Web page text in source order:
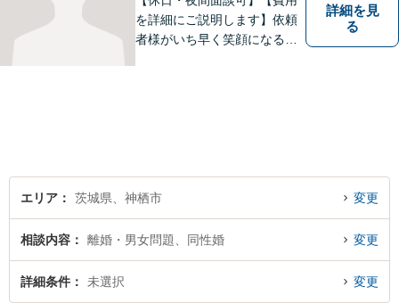
を詳細にご説明します】依頼
者様がいち早く笑顔になるよ
詳細を見
る
エリア 茨城県、神栖市 変更
相談内容 離婚・男女問題、同性婚 変更
詳細条件 未選択 変更